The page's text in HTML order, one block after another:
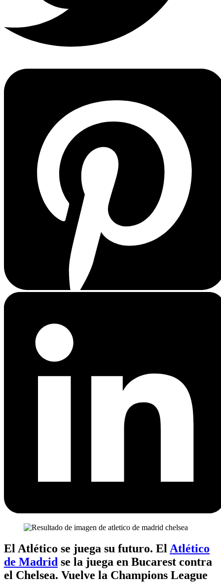
El Atlético se juega su futuro. El Atlético
de Madrid se la juega en Bucarest contra
el Chelsea. Vuelve la Champions League